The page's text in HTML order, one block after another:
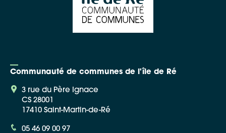
Communauté de communes de l'île de Ré
3 rue du Père Ignace
CS 28001
17410 Saint-Martin-de-Ré
05 46 09 00 97